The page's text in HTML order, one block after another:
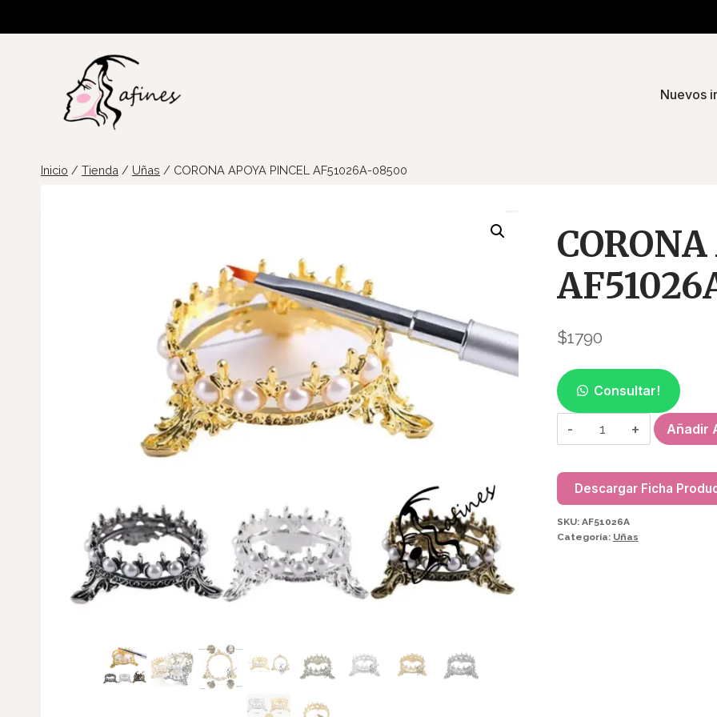
Nuevos
Inicio / Tienda / Uñas / CORONA APOYA PINCEL AF51026A-08500
$1790
Consultar!
CORONA
APOYA
AF51026A-
08500
cantidad
Añadir
Descargar Ficha
SKU: AF51026A
Categoría: Uñas